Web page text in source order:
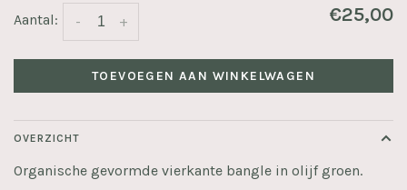
Aantal: +
- €25,00
TOEVOEGEN AAN WINKELWAGEN
OVERZICHT
Organische gevormde vierkante bangle in olijf groen.